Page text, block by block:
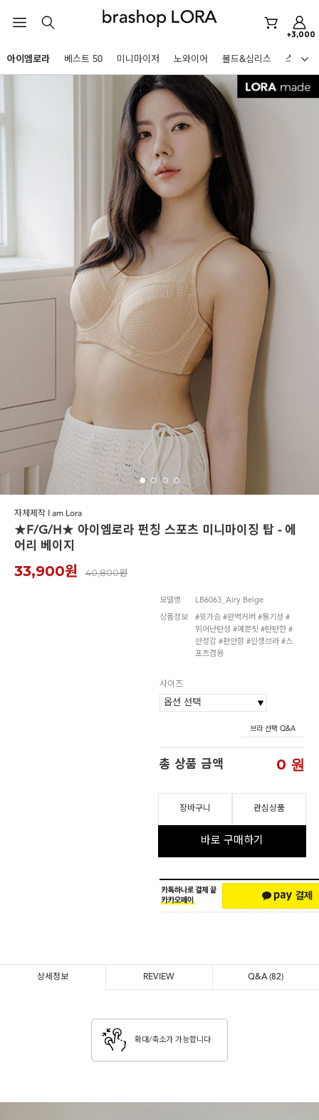
+3,000
HOT KEYWORDS
스포츠브라
르미스떼르
미니마이저
아이엠로라
스포츠브라
노와이어
르미스떼르
미니마이저
아이엠로라
스포츠브라
노와이어
르미스떼르
BEST
아니타스포츠 파르페 고사드
아이엠로라 베스트 50 미니마이저 노와이어 몰드&심리스 스포츠
자체제작 I am Lora
★F/G/H★ 아이엠로라 펀칭 스포츠 미니마이징 탑 - 에
어리 베이지
33,900원 40,800원
모델명 LB6063_Airy Beige
상품정보
#윗가슴 #완벽커버 #통기성 #
뛰어난탄성 #예쁜핏 #탄탄한 #
안정감 #편안함 #인생브라 #스
포츠겸용
사이즈
브라 선택 Q&A
총 상품 금액 0 원
장바구니 관심상품
바로 구매하기
상세정보 REVIEW Q&A(82)
확대/축소가 가능합니다